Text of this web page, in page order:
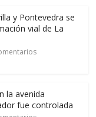
y Pontevedra se
vial de La
la avenida
fue controlada